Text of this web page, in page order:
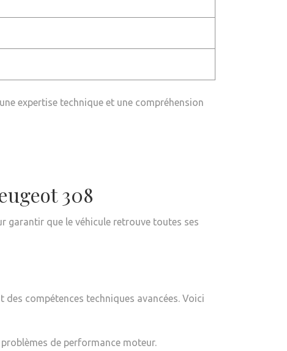
expertise technique et une compréhension
308
garantir que le véhicule retrouve toutes ses
compétences techniques avancées. Voici
de performance moteur.